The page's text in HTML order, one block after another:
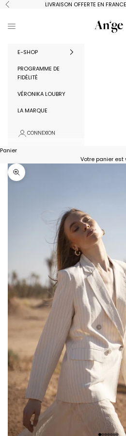
Passer au contenu
Précédent LIVRAISON OFFERTE EN
Ange Paris
Menu
E-SHOP
PROGRAMME DE
FIDÉLITÉ
VÉRONIKA LOUBRY
LA MARQUE
CONNEXION
Panier
Votre panier est
Zoomer sur l'image